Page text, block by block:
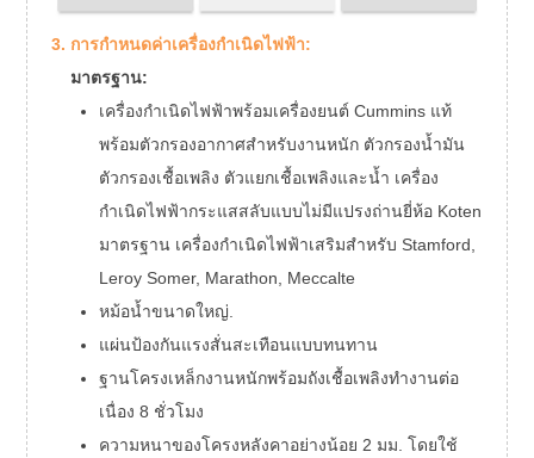
สมาร์ท
ขนาดและ
หรี่แสง
3. การกำหนดค่าเครื่องกำเนิดไฟฟ้า:
มาตรฐาน:
เครื่องกำเนิดไฟฟ้าพร้อมเครื่องยนต์ Cummins แท้
พร้อมตัวกรองอากาศสำหรับงานหนัก ตัวกรองน้ำมัน
ตัวกรองเชื้อเพลิง ตัวแยกเชื้อเพลิงและน้ำ เครื่อง
กำเนิดไฟฟ้ากระแสสลับแบบไม่มีแปรงถ่านยี่ห้อ Koten
มาตรฐาน เครื่องกำเนิดไฟฟ้าเสริมสำหรับ Stamford,
Leroy Somer, Marathon, Meccalte
หม้อน้ำขนาดใหญ่.
แผ่นป้องกันแรงสั่นสะเทือนแบบทนทาน
ฐานโครงเหล็กงานหนักพร้อมถังเชื้อเพลิงทำงานต่อ
เนื่อง 8 ชั่วโมง
ความหนาของโครงหลังคาอย่างน้อย 2 มม. โดยใช้